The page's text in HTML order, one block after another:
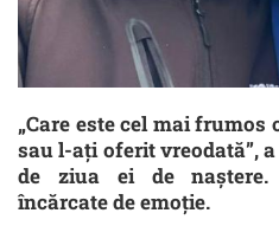
„Care este cel mai
sau l-ați oferit vreodată”,
de ziua ei de naștere.
încărcate de emoție.